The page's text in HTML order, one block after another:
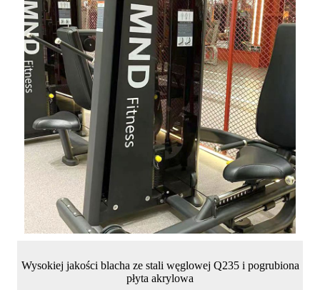
Wysokiej jakości blacha ze stali węglowej Q235 i pogrubiona
płyta akrylowa